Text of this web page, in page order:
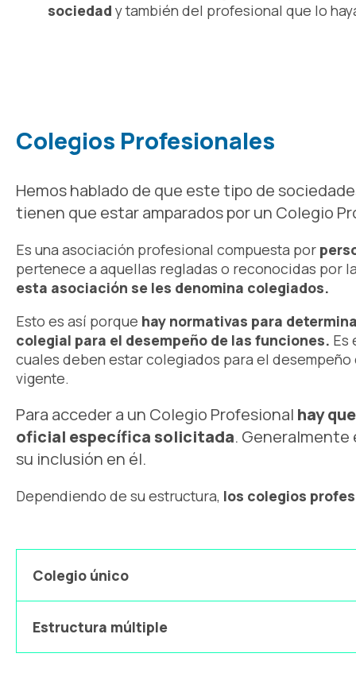
sociedad y también del profesional que lo
Colegios Profesionales
Hemos hablado de que este tipo de
tienen que estar amparados por un Colegio
Es una asociación profesional compuesta por
pertenece a aquellas regladas o reconocidas por
esta asociación se les denomina colegiados.
Esto es así porque hay normativas para
colegial para el desempeño de las funciones. Es
cuales deben estar colegiados para el
vigente.
Para acceder a un Colegio Profesional hay
oficial específica solicitada.
su inclusión en él.
Dependiendo de su estructura, los colegios
Colegio único
Estructura múltiple